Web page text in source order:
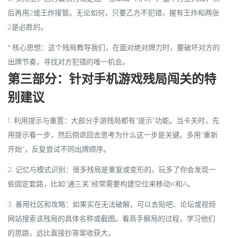
后再用2或王炸接管。无论如何，只要乙方不犯错，握有王炸和两张
2是必胜的。
* 核心思想：这个残局教导我们，在面对绝对牌力时，要破坏对方的
出牌节奏，寻找对方犯错的唯一机会。
第三部分：针对手机游戏残局闯关的特
别建议
1. 利用提示与重置：大部分手游残局都有“提示”功能。当卡关时，先
用提示看一步，然后倒退回去思考为什么这一步是关键。多用“重新
开始”，反复尝试不同出牌顺序。
2. 记忆与模式识别：很多残局是重复或变形的。玩多了你会发现一
些固定套路，比如“通三关”经常需要构建空位来移动K和A。
3. 善用社区和攻略：如果实在无法破解，可以去贴吧、论坛或视频
网站搜索该残局的具体名称或截图。看高手解局的过程，学习他们
的思路，远比直接抄答案收获大。